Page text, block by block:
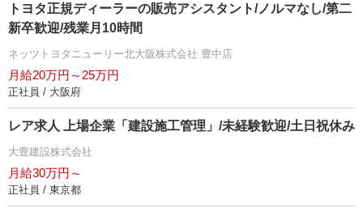
トヨタ正規ディーラーの販売アシスタント/ノルマなし/第二
新卒歓迎/残業月10時間
ネッツトヨタニューリー北大阪株式会社 豊中店
月給20万円～25万円
正社員 / 大阪府
レア求人 上場企業「建設施工管理」/未経験歓迎/土日祝休み
大豊建設株式会社
月給30万円～
正社員 / 東京都